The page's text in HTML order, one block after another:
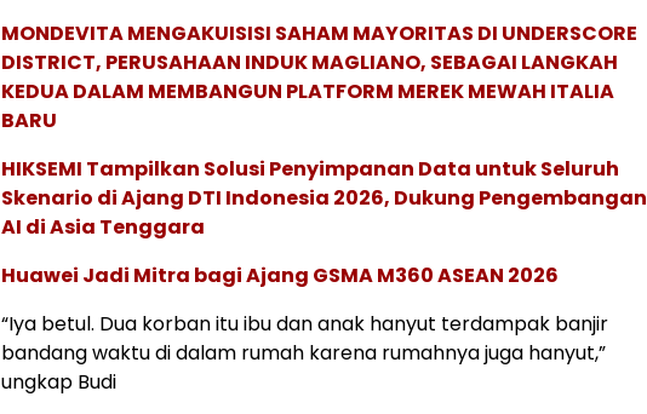
MONDEVITA MENGAKUISISI SAHAM MAYORITAS DI UNDERSCORE
DISTRICT, PERUSAHAAN INDUK MAGLIANO, SEBAGAI LANGKAH
KEDUA DALAM MEMBANGUN PLATFORM MEREK MEWAH ITALIA
BARU
HIKSEMI Tampilkan Solusi Penyimpanan Data untuk Seluruh
Skenario di Ajang DTI Indonesia 2026, Dukung Pengembangan
AI di Asia Tenggara
Huawei Jadi Mitra bagi Ajang GSMA M360 ASEAN 2026
“Iya betul. Dua korban itu ibu dan anak hanyut terdampak banjir
bandang waktu di dalam rumah karena rumahnya juga hanyut,”
ungkap Budi